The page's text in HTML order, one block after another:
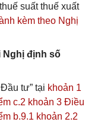
suất thuế xuất
kèm theo Nghị
Nghị định số
tư” tại khoản 1
c.2 khoản 3 Điều
b.9.1 khoản 2.2